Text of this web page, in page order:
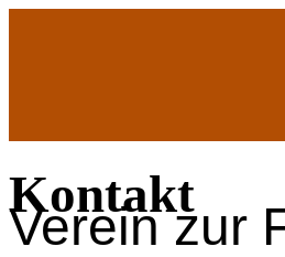
Verein zur
Kontakt